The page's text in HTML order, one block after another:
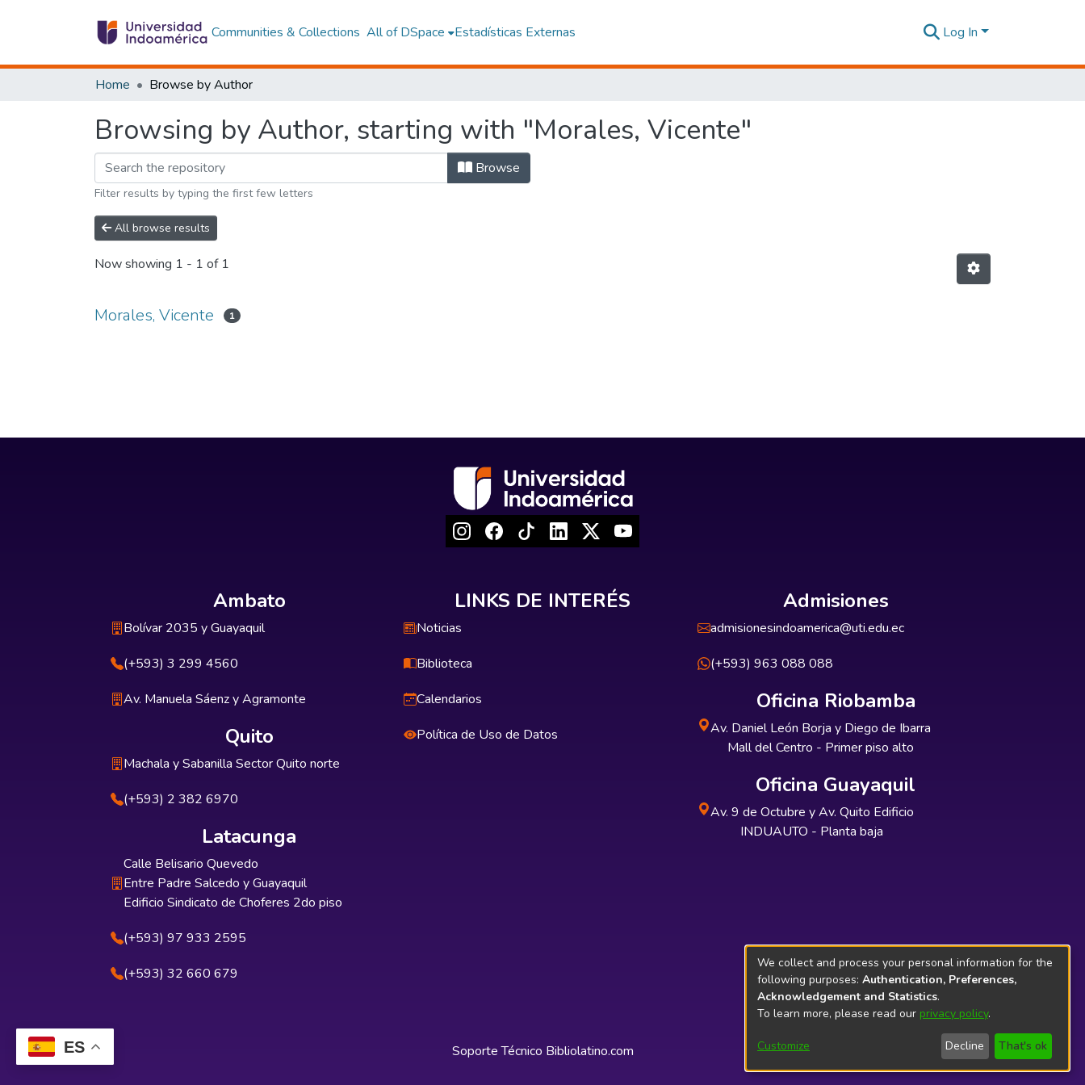
ES
Communities & Collections All of DSpace Estadísticas Externas Log In
Home Browse by Author
Browsing by Author, starting with "Morales, Vicente"
Browse
Filter results by typing the first few letters
All browse results
Now showing 1 - 1 of 1
Morales, Vicente 1
Ambato
Bolívar 2035 y Guayaquil
(+593) 3 299 4560
Av. Manuela Sáenz y Agramonte
Quito
Machala y Sabanilla Sector Quito norte
(+593) 2 382 6970
Latacunga
Calle Belisario Quevedo
Entre Padre Salcedo y Guayaquil
Edificio Sindicato de Choferes 2do piso
(+593) 97 933 2595
(+593) 32 660 679
LINKS DE INTERÉS
Noticias
Biblioteca
Calendarios
Política de Uso de Datos
Admisiones
admisionesindoamerica@uti.edu.ec
(+593) 963 088 088
Oficina Riobamba
Av. Daniel León Borja y Diego de Ibarra
Mall del Centro - Primer piso alto
Oficina Guayaquil
Av. 9 de Octubre y Av. Quito Edificio
INDUAUTO - Planta baja
Soporte Técnico Bibliolatino.com
We collect and process your personal information for the
following purposes: Authentication, Preferences,
Acknowledgement and Statistics.
To learn more, please read our privacy policy.
Customize Decline That's ok